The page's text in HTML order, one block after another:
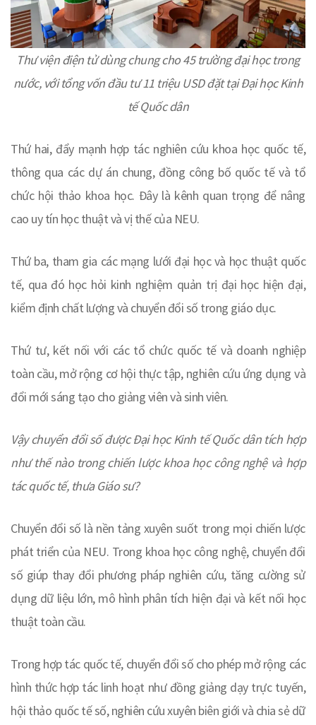
Thư viện điện tử dùng chung cho 45 trường đại học trong
nước, với tổng vốn đầu tư 11 triệu USD đặt tại Đại học Kinh
tế Quốc dân
Thứ hai, đẩy mạnh hợp tác nghiên cứu khoa học quốc tế,
thông qua các dự án chung, đồng công bố quốc tế và tổ
chức hội thảo khoa học. Đây là kênh quan trọng để nâng
cao uy tín học thuật và vị thế của NEU.
Thứ ba, tham gia các mạng lưới đại học và học thuật quốc
tế, qua đó học hỏi kinh nghiệm quản trị đại học hiện đại,
kiểm định chất lượng và chuyển đổi số trong giáo dục.
Thứ tư, kết nối với các tổ chức quốc tế và doanh nghiệp
toàn cầu, mở rộng cơ hội thực tập, nghiên cứu ứng dụng và
đổi mới sáng tạo cho giảng viên và sinh viên.
Vậy chuyển đổi số được Đại học Kinh tế Quốc dân tích hợp
như thế nào trong chiến lược khoa học công nghệ và hợp
tác quốc tế, thưa Giáo sư?
Chuyển đổi số là nền tảng xuyên suốt trong mọi chiến lược
phát triển của NEU. Trong khoa học công nghệ, chuyển đổi
số giúp thay đổi phương pháp nghiên cứu, tăng cường sử
dụng dữ liệu lớn, mô hình phân tích hiện đại và kết nối học
thuật toàn cầu.
Trong hợp tác quốc tế, chuyển đổi số cho phép mở rộng các
hình thức hợp tác linh hoạt như đồng giảng dạy trực tuyến,
hội thảo quốc tế số, nghiên cứu xuyên biên giới và chia sẻ dữ